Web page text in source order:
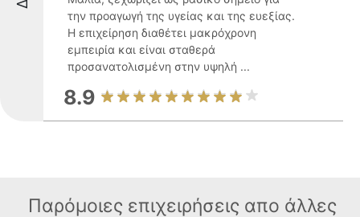
την προαγωγή της υγείας και της ευεξίας.
Η επιχείρηση διαθέτει μακρόχρονη
εμπειρία και είναι σταθερά
προσανατολισμένη στην υψηλή ...
8.9
Παρόμοιες επιχειρήσεις απο άλλες